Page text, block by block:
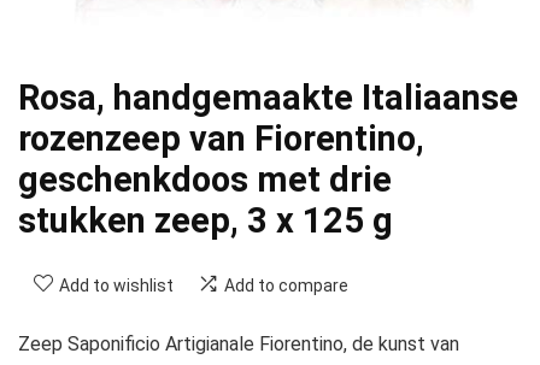
Rosa, handgemaakte Italiaanse
rozenzeep van Fiorentino,
geschenkdoos met drie
stukken zeep, 3 x 125 g
Add to wishlist Add to compare
Zeep Saponificio Artigianale Fiorentino, de kunst van